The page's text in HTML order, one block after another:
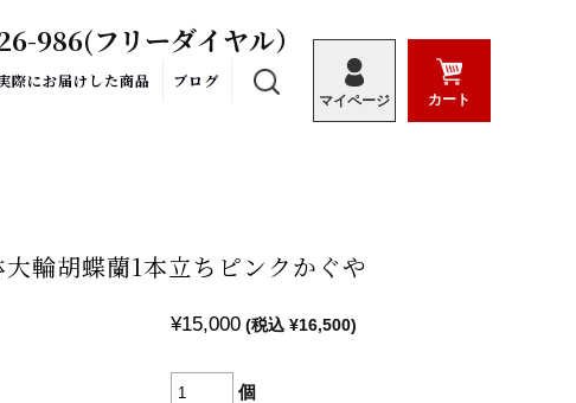
986(フリーダイヤル）
際にお届けした商品 ブログ
マイページ カート
大輪胡蝶蘭1本立ちピンクかぐや
¥15,000 (税込 ¥16,500)
個